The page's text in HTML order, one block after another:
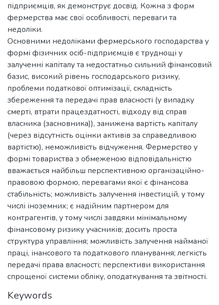
підприємців, як демонструє досвід. Кожна з форм
фермерства має свої особливості, переваги та
недоліки.
Основними недоліками фермерського господарства у
формі фізичних осіб-підприємців є труднощі у
залученні капіталу та недостатньо сильний фінансовий
базис, високий рівень господарського ризику,
проблеми податкової оптимізації, складність
збереження та передачі прав власності (у випадку
смерті, втрати працездатності, відходу від справ
власника (засновника)), занижена вартість капіталу
(через відсутність оцінки активів за справедливою
вартістю), неможливість відчуження. Фермерство у
формі товариства з обмеженою відповідальністю
вважається найбільш перспективною організаційно-
правовою формою, перевагами якої є фінансова
стабільність; можливість залучення інвестицій, у тому
числі іноземних; є надійним партнером для
контрагентів, у тому числі завдяки мінімальному
фінансовому ризику учасників; досить проста
структура управління; можливість залучення найманої
праці, інансового та податкового планування; легкість
передачі права власності; перспективи використання
спрощеної системи обліку, оподаткування та звітності.
Keywords